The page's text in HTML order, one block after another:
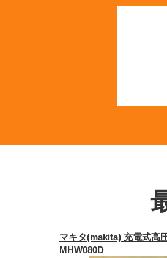
マキタ(makita) 充電式高
MHW080D